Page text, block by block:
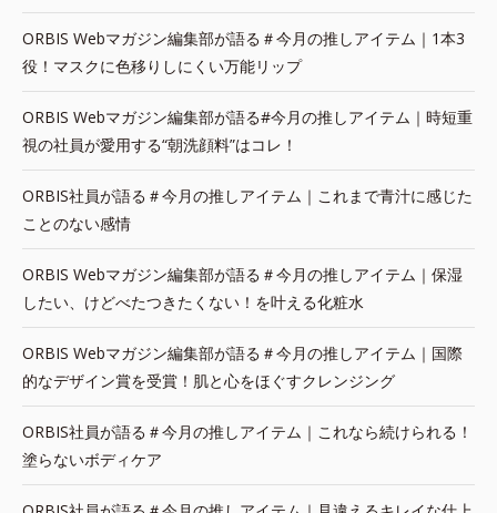
ORBIS Webマガジン編集部が語る＃今月の推しアイテム｜1本3
役！マスクに色移りしにくい万能リップ
ORBIS Webマガジン編集部が語る#今月の推しアイテム｜時短重
視の社員が愛用する“朝洗顔料”はコレ！
ORBIS社員が語る＃今月の推しアイテム｜これまで青汁に感じた
ことのない感情
ORBIS Webマガジン編集部が語る＃今月の推しアイテム｜保湿
したい、けどべたつきたくない！を叶える化粧水
ORBIS Webマガジン編集部が語る＃今月の推しアイテム｜国際
的なデザイン賞を受賞！肌と心をほぐすクレンジング
ORBIS社員が語る＃今月の推しアイテム｜これなら続けられる！
塗らないボディケア